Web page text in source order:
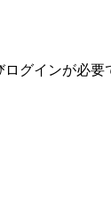
グインが必要